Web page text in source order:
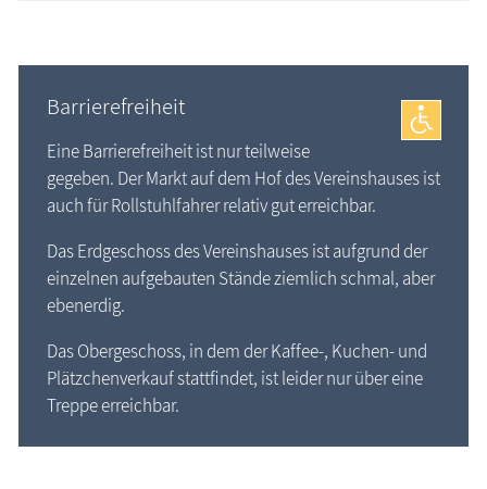
Barrierefreiheit
Eine Barrierefreiheit ist nur teilweise
gegeben. Der Markt auf dem Hof des Vereinshauses ist
auch für Rollstuhlfahrer relativ gut erreichbar.
Das Erdgeschoss des Vereinshauses ist aufgrund der
einzelnen aufgebauten Stände ziemlich schmal, aber
ebenerdig.
Das Obergeschoss, in dem der Kaffee-, Kuchen- und
Plätzchenverkauf stattfindet, ist leider nur über eine
Treppe erreichbar.